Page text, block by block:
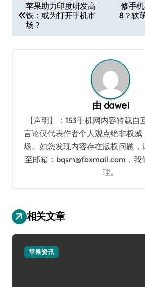
章
导
航
苹果助力印度研发高
铁：或为打开手机市
场？
修手
8？软
由 dawei
【声明】：153手机网内容转载自
言论仅代表作者个人观点绝非权威
场。如您发现内容存在版权问题，
至邮箱：bqsm@foxmail.com，我
理。
相关文章
苹果资讯